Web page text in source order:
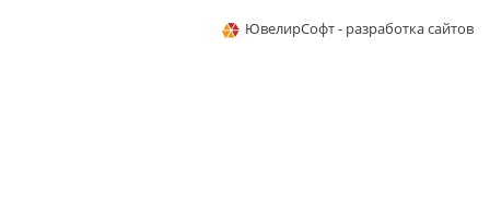
ЮвелирСофт - разработка сайтов